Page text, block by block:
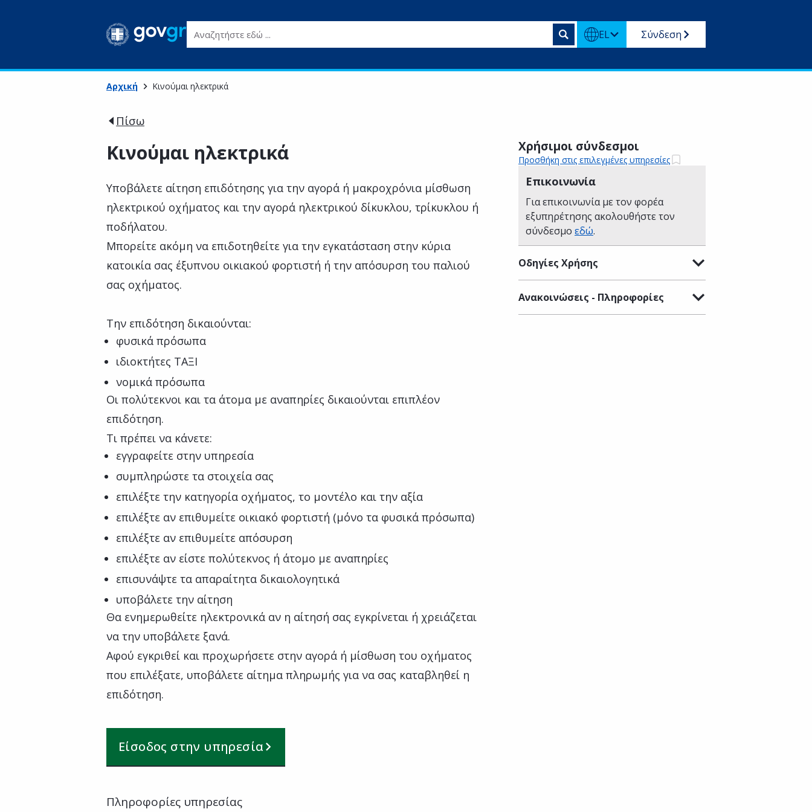
Αναζητήστε εδώ ... EL Σύνδεση
Αρχική Κινούμαι ηλεκτρικά
Πίσω
Κινούμαι ηλεκτρικά
Υποβάλετε αίτηση επιδότησης για την αγορά ή μακροχρόνια μίσθωση
ηλεκτρικού οχήματος και την αγορά ηλεκτρικού δίκυκλου, τρίκυκλου ή
ποδήλατου.
Μπορείτε ακόμη να επιδοτηθείτε για την εγκατάσταση στην κύρια
κατοικία σας έξυπνου οικιακού φορτιστή ή την απόσυρση του παλιού
σας οχήματος.
Την επιδότηση δικαιούνται:
φυσικά πρόσωπα
ιδιοκτήτες ΤΑΞΙ
νομικά πρόσωπα
Οι πολύτεκνοι και τα άτομα με αναπηρίες δικαιούνται επιπλέον
επιδότηση.
Τι πρέπει να κάνετε:
εγγραφείτε στην υπηρεσία
συμπληρώστε τα στοιχεία σας
επιλέξτε την κατηγορία οχήματος, το μοντέλο και την αξία
επιλέξτε αν επιθυμείτε οικιακό φορτιστή (μόνο τα φυσικά πρόσωπα)
επιλέξτε αν επιθυμείτε απόσυρση
επιλέξτε αν είστε πολύτεκνος ή άτομο με αναπηρίες
επισυνάψτε τα απαραίτητα δικαιολογητικά
υποβάλετε την αίτηση
Θα ενημερωθείτε ηλεκτρονικά αν η αίτησή σας εγκρίνεται ή χρειάζεται
να την υποβάλετε ξανά.
Αφού εγκριθεί και προχωρήσετε στην αγορά ή μίσθωση του οχήματος
που επιλέξατε, υποβάλετε αίτημα πληρωμής για να σας καταβληθεί η
επιδότηση.
Είσοδος στην υπηρεσία
Χρήσιμοι σύνδεσμοι
Προσθήκη στις επιλεγμένες υπηρεσίες
Επικοινωνία
Για επικοινωνία με τον φορέα
εξυπηρέτησης ακολουθήστε τον
σύνδεσμο εδώ.
Οδηγίες Χρήσης
Ανακοινώσεις - Πληροφορίες
Πληροφορίες υπηρεσίας